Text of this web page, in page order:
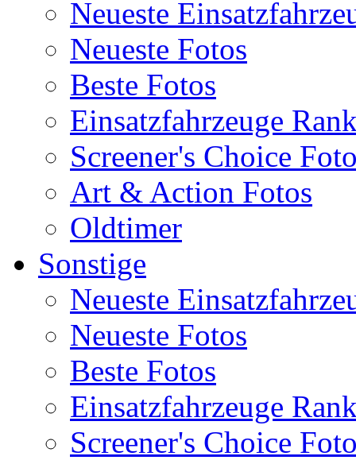
Neueste
Neueste Fotos
Beste Fotos
Einsatzfahrzeuge
Screener's Choice
Art & Action Fotos
Oldtimer
Sonstige
Neueste
Neueste Fotos
Beste Fotos
Einsatzfahrzeuge
Screener's Choice